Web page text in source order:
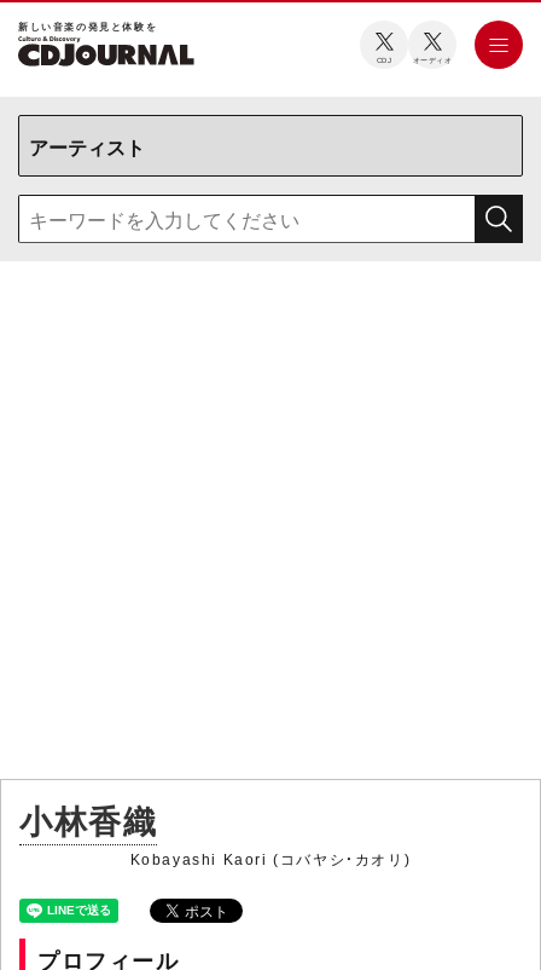
新しい⾳楽の発⾒と体験を
CDJ オーディオ
小林香織
Kobayashi Kaori (コバヤシ・カオリ)
プロフィール